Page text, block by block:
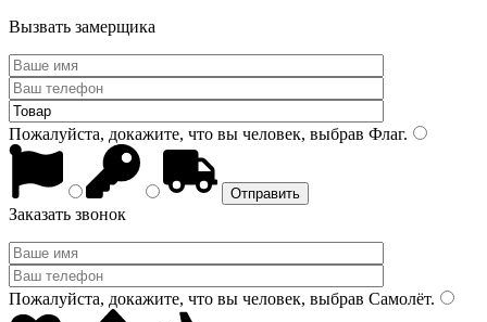
Вызвать замерщика
Пожалуйста, докажите, что вы человек, выбрав Флаг.
Заказать звонок
Пожалуйста, докажите, что вы человек, выбрав Самолёт.